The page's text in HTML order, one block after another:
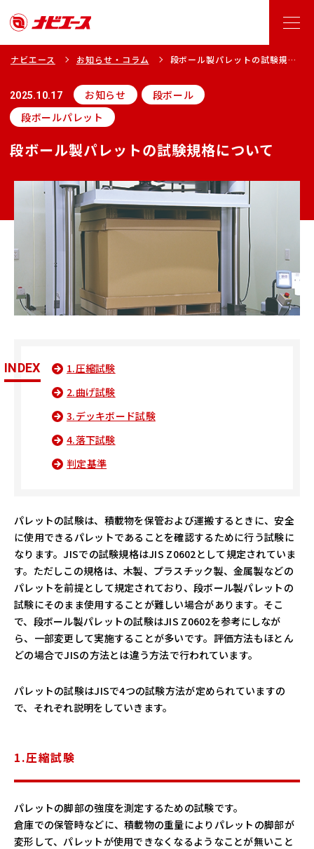
ナビエース お知らせ・コラム
段ボール製パレットの試験規格
2025.10.17 お知らせ
段ボール
段ボールパレット
段ボール製パレットの試験規格について
INDEX
1.圧縮試験
2.曲げ試験
3.デッキボード試験
4.落下試験
判定基準
パレットの試験は、積載物を保管および運搬するときに、安全
に使用できるパレットであることを確認するために行う試験に
なります。JISでの試験規格はJIS Z0602として規定されていま
す。ただしこの規格は、木製、プラスチック製、金属製などの
パレットを前提として規定されており、段ボール製パレットの
試験にそのまま使用することが難しい場合があります。そこ
で、段ボール製パレットの試験はJIS Z0602を参考にしなが
ら、一部変更して実施することが多いです。評価方法もほとん
どの場合でJISの方法とは違う方法で行われています。
パレットの試験はJISで4つの試験方法が定められていますの
で、それぞれ説明をしていきます。
1.圧縮試験
パレットの脚部の強度を測定するための試験です。
倉庫での保管時などに、積載物の重量によりパレットの脚部が
変形して、パレットが使用できなくなるようなことが無いこと